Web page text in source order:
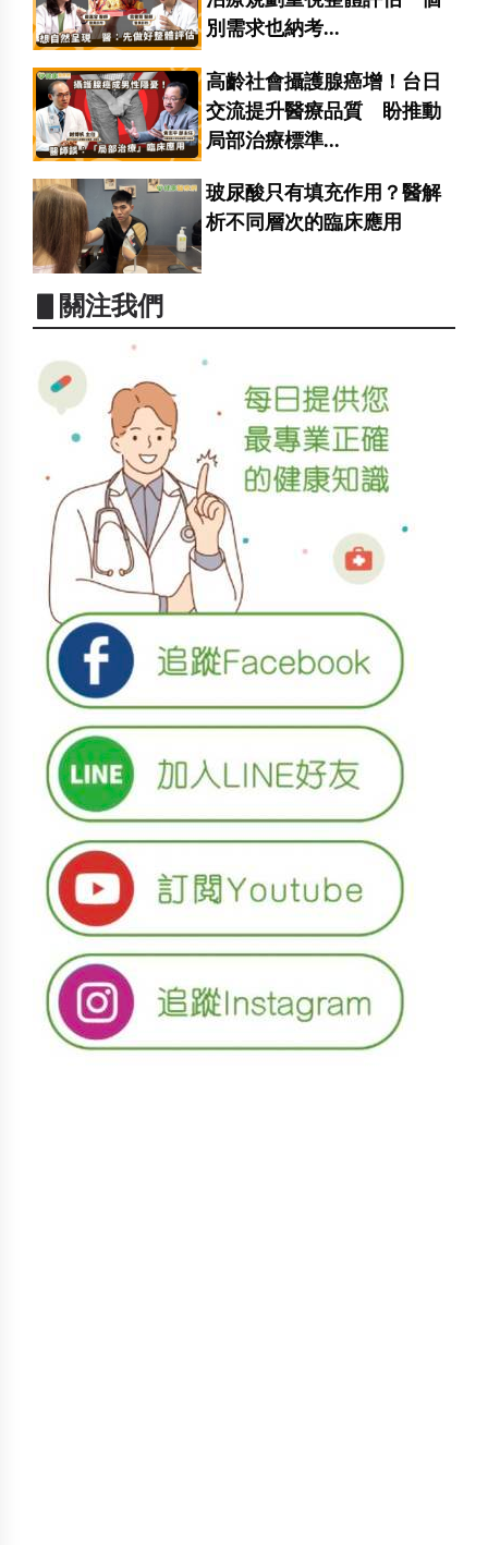
別需求也納考...
高齡社會攝護腺癌增！台日
交流提升醫療品質 盼推動
局部治療標準...
玻尿酸只有填充作用？醫解
析不同層次的臨床應用
▋關注我們